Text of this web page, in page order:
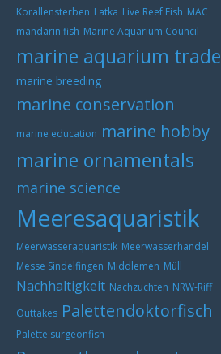
Korallensterben Latka Live Reef Fish MAC
mandarin fish Marine Aquarium Council
marine aquarium trade
marine breeding
marine conservation
marine education marine hobby
marine ornamentals
marine science
Meeresaquaristik
Meerwasseraquaristik Meerwasserhandel
Messe Sindelfingen Middlemen Müll
Nachhaltigkeit Nachzuchten NRW-Riff
Outtakes Palettendoktorfisch
Palette surgeonfish